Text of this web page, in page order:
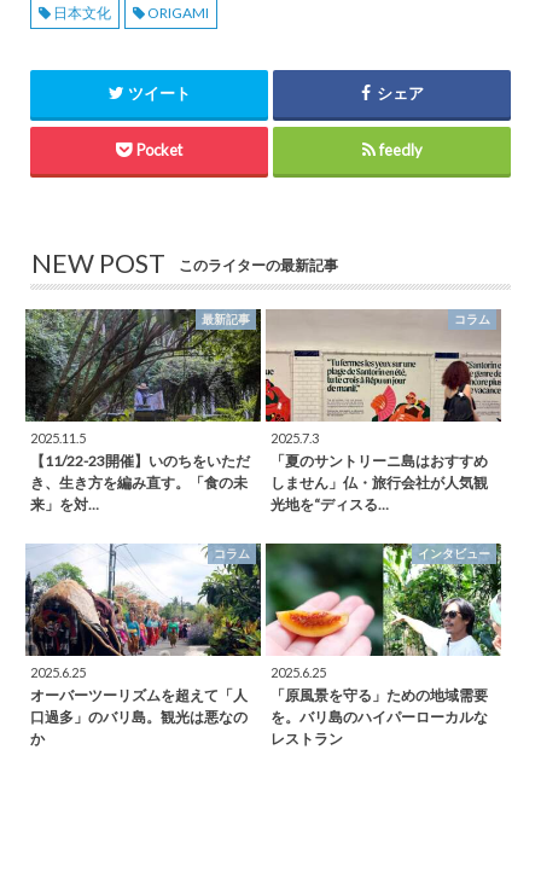
日本文化
ORIGAMI
ツイート シェア
Pocket feedly
NEW POST このライターの最新記事
最新記事
2025.11.5
【11/22-23開催】いのちをいただ
き、生き方を編み直す。「食の未
来」を対…
コラム
2025.7.3
「夏のサントリーニ島はおすすめ
しません」仏・旅行会社が人気観
光地を“ディスる…
コラム
2025.6.25
オーバーツーリズムを超えて「人
口過多」のバリ島。観光は悪なの
か
インタビュー
2025.6.25
「原風景を守る」ための地域需要
を。バリ島のハイパーローカルな
レストラン